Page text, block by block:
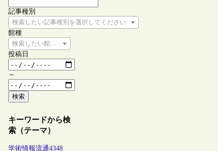
記事種別
検索したい記事種別を選択してください
館種
検索したい館種を選択してください
投稿日
～
検索
キーワードから検
索（テーマ）
学術情報流通4348